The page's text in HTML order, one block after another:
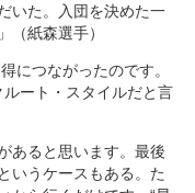
いた。入団を決めた一
（紙森選手）
につながったのです。
ート・スタイルだと言
あると思います。最後
いうケースもある。た